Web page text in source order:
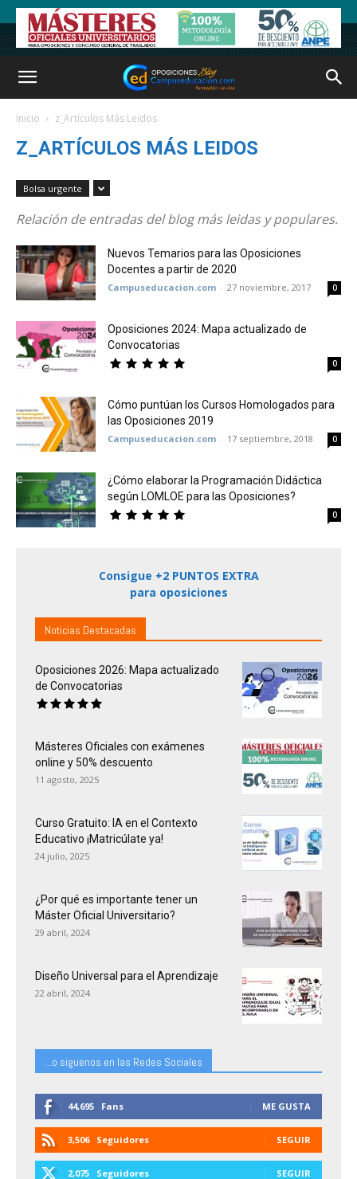
Inicio z_Artículos Más Leidos
Z_ARTÍCULOS MÁS LEIDOS
Bolsa urgente
Relación de entradas del blog más leidas y populares.
Nuevos Temarios para las Oposiciones
Docentes a partir de 2020
Campuseducacion.com - 27 noviembre, 2017 0
Oposiciones 2024: Mapa actualizado de
Convocatorias
0
Cómo puntúan los Cursos Homologados para
las Oposiciones 2019
Campuseducacion.com - 17 septiembre, 2018 0
¿Cómo elaborar la Programación Didáctica
según LOMLOE para las Oposiciones?
0
Consigue +2 PUNTOS EXTRA
para oposiciones
Noticias Destacadas
Oposiciones 2026: Mapa actualizado
de Convocatorias
Másteres Oficiales con exámenes
online y 50% descuento
11 agosto, 2025
Curso Gratuito: IA en el Contexto
Educativo ¡Matricúlate ya!
24 julio, 2025
¿Por qué es importante tener un
Máster Oficial Universitario?
29 abril, 2024
Diseño Universal para el Aprendizaje
22 abril, 2024
...o siguenos en las Redes Sociales
44,695 Fans ME GUSTA
3,506 Seguidores SEGUIR
2,075 Seguidores SEGUIR